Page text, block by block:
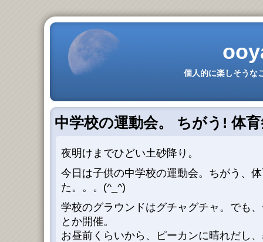
個人的に楽しそうな
中学校の運動会。 ちがう! 体
夜明けまでひどい土砂降り。
今日は子供の中学校の運動会。ちがう、
た。。。(^_^)
学校のグラウンドはグチャグチャ。でも
とか開催。
お昼前くらいから、ピーカンに晴れだし